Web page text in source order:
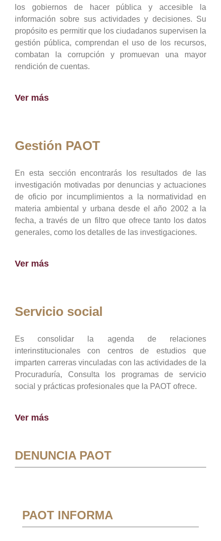
los gobiernos de hacer pública y accesible la
información sobre sus actividades y decisiones. Su
propósito es permitir que los ciudadanos supervisen la
gestión pública, comprendan el uso de los recursos,
combatan la corrupción y promuevan una mayor
rendición de cuentas.
Ver más
Gestión PAOT
En esta sección encontrarás los resultados de las
investigación motivadas por denuncias y actuaciones
de oficio por incumplimientos a la normatividad en
materia ambiental y urbana desde el año 2002 a la
fecha, a través de un filtro que ofrece tanto los datos
generales, como los detalles de las investigaciones.
Ver más
Servicio social
Es consolidar la agenda de relaciones
interinstitucionales con centros de estudios que
imparten carreras vinculadas con las actividades de la
Procuraduría, Consulta los programas de servicio
social y prácticas profesionales que la PAOT ofrece.
Ver más
DENUNCIA PAOT
PAOT INFORMA